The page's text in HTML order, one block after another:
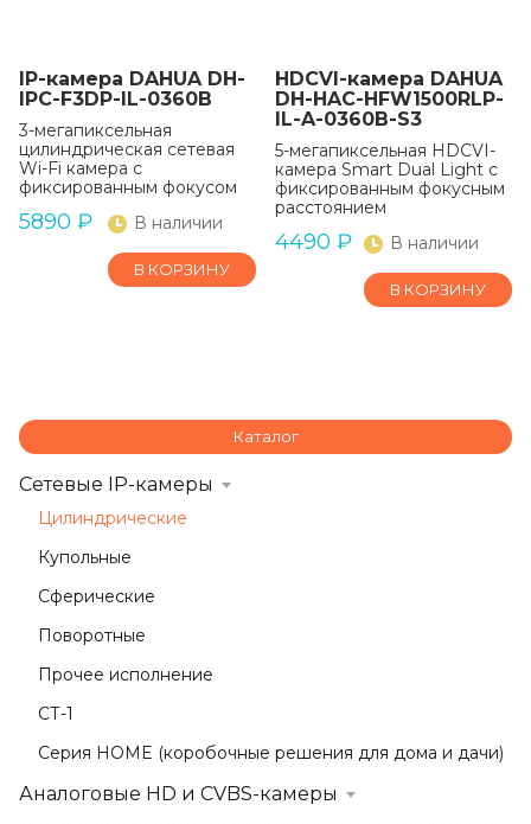
IP-камера DAHUA DH-
IPC-F3DP-IL-0360B
3-мегапиксельная
цилиндрическая сетевая
Wi-Fi камера с
фиксированным фокусом
5890 ₽ В наличии
В КОРЗИНУ
HDCVI-камера DAHUA
DH-HAC-HFW1500RLP-
IL-A-0360B-S3
5-мегапиксельная HDCVI-
камера Smart Dual Light с
фиксированным фокусным
расстоянием
4490 ₽ В наличии
В КОРЗИНУ
Каталог
Сетевые IP-камеры
Цилиндрические
Купольные
Сферические
Поворотные
Прочее исполнение
СТ-1
Серия HOME (коробочные решения для дома и дачи)
Аналоговые HD и CVBS-камеры